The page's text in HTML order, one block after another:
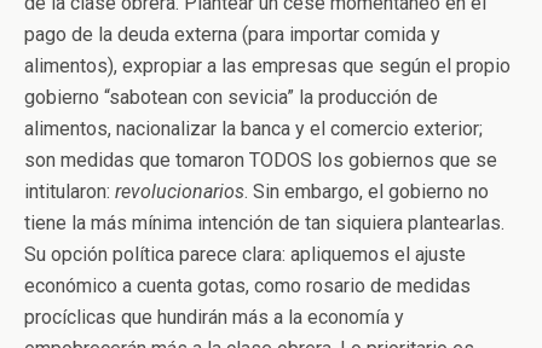
pago de la deuda externa (para importar comida y
alimentos), expropiar a las empresas que según el propio
gobierno “sabotean con sevicia” la producción de
alimentos, nacionalizar la banca y el comercio exterior;
son medidas que tomaron TODOS los gobiernos que se
intitularon: revolucionarios. Sin embargo, el gobierno no
tiene la más mínima intención de tan siquiera plantearlas.
Su opción política parece clara: apliquemos el ajuste
económico a cuenta gotas, como rosario de medidas
procíclicas que hundirán más a la economía y